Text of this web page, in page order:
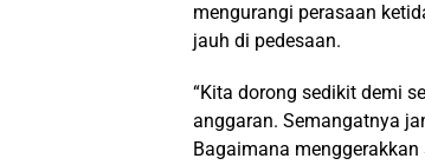
mengurangi perasaan
jauh di pedesaan.
“Kita dorong sedikit demi
anggaran. Semangatnya
Bagaimana